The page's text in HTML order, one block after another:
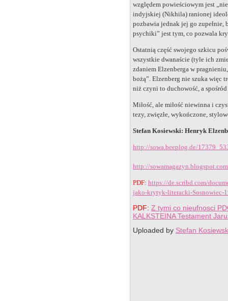
względem powieściowym jest
indyjskiej (Nikhila) ranionej
pozbawia jednak jej go zupełnie,
psychiki” jest tym, co pozwala
Ostatnią część swojego szkicu
wszystkie dwanaście (tyle ich
zdaniem Elzenberga w
bożą”. Elzenberg nie szuka więc
niż czyni to duchowość, a
Miłość, ale miłość niewinna i
tezy, zwięzłe, wykończone,
Stefan Kosiewski: Henryk
http://sowa.beeplog.de/
http://
PDF: https://de.scribd.com/
jako-krytyk-literacki-Sosnowiec-
PDF: Z tymi co nieufnosci
KALKSTEINA Testament
Uploaded by Stefan